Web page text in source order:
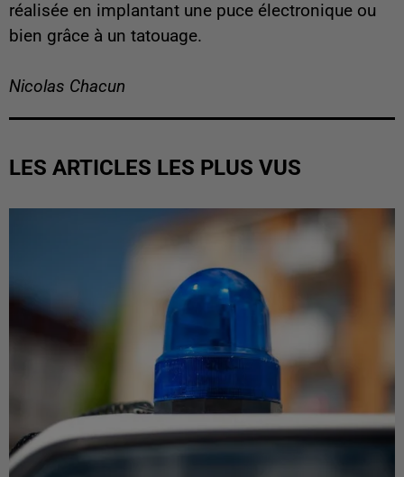
réalisée en implantant une puce électronique ou
bien grâce à un tatouage.
Nicolas Chacun
LES ARTICLES LES PLUS VUS